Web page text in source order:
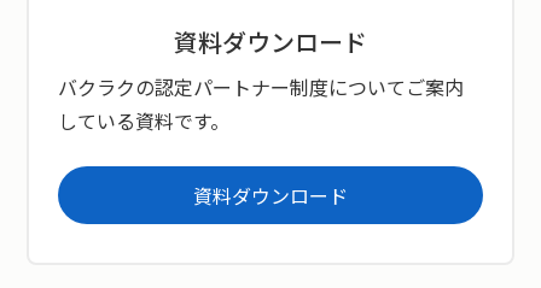
資料ダウンロード
バクラクの認定パートナー制度についてご案内
している資料です。
資料ダウンロード